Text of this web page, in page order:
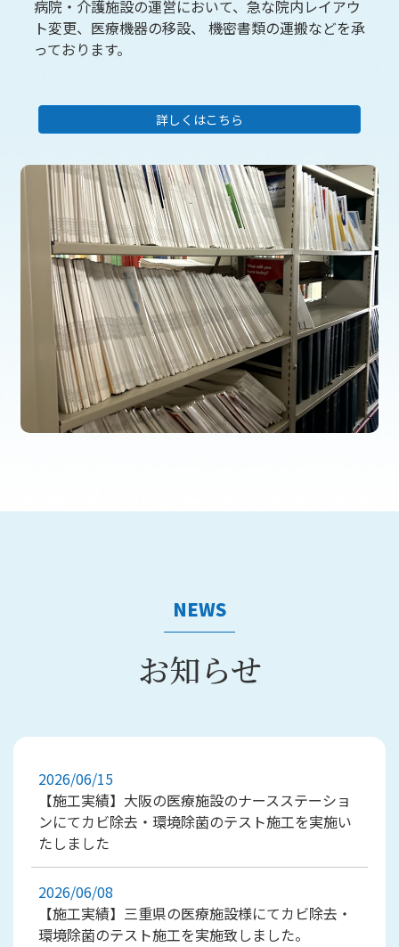
病院・介護施設の運営において、急な院内レイアウ
ト変更、医療機器の移設、 機密書類の運搬などを承
っております。
詳しくはこちら
NEWS
お知らせ
2026/06/15
【施工実績】大阪の医療施設のナースステーショ
ンにてカビ除去・環境除菌のテスト施工を実施い
たしました
2026/06/08
【施工実績】三重県の医療施設様にてカビ除去・
環境除菌のテスト施工を実施致しました。